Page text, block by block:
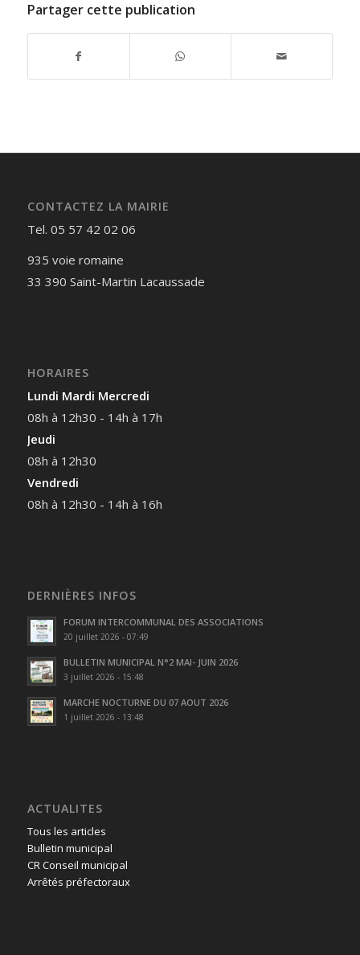
Partager cette publication
CONTACTEZ LA MAIRIE
Tel. 05 57 42 02 06
935 voie romaine
33 390 Saint-Martin Lacaussade
HORAIRES
Lundi Mardi Mercredi
08h à 12h30 - 14h à 17h
Jeudi
08h à 12h30
Vendredi
08h à 12h30 - 14h à 16h
DERNIÈRES INFOS
FORUM INTERCOMMUNAL DES ASSOCIATIONS
20 juillet 2026 - 07:49
BULLETIN MUNICIPAL N°2 MAI- JUIN 2026
3 juillet 2026 - 15:48
MARCHE NOCTURNE DU 07 AOUT 2026
1 juillet 2026 - 13:48
ACTUALITES
Tous les articles
Bulletin municipal
CR Conseil municipal
Arrêtés préfectoraux